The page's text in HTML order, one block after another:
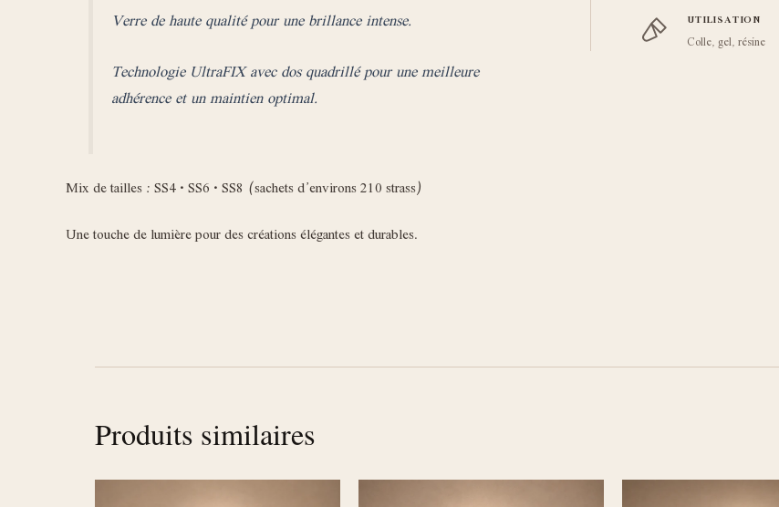
Verre de haute qualité pour une brillance intense.
Technologie UltraFIX avec dos quadrillé pour une meilleure
adhérence et un maintien optimal.
Mix de tailles : SS4 • SS6 • SS8 (sachets d’environs 210 strass)
Une touche de lumière pour des créations élégantes et durables.
UTILISATION
Colle, gel, résine
Produits similaires